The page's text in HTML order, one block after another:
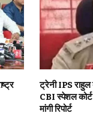
ट्रेनी IPS राहुल
CBI स्पेशल कोर्ट
मांगी रिपोर्ट